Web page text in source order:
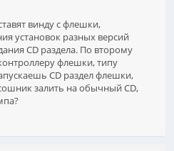
винду с флешки,
установок разных версий
CD раздела. По второму
флешки, типу
CD раздел флешки,
залить на обычный CD,